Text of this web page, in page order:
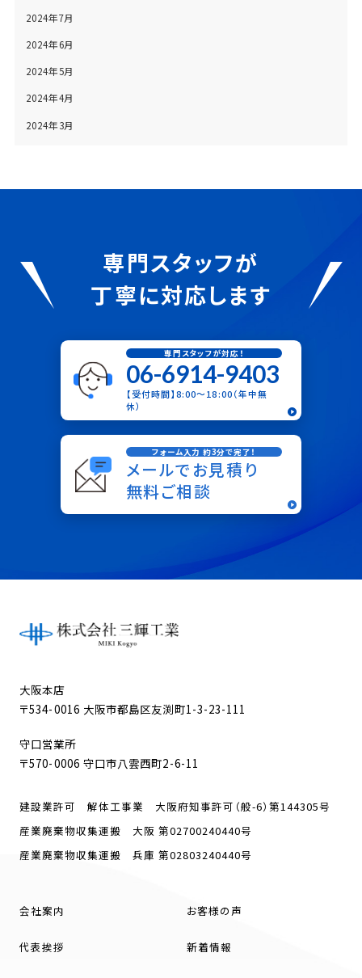
2024年7月
2024年6月
2024年5月
2024年4月
2024年3月
専門スタッフが
丁寧に対応します
専門スタッフが対応！
06-6914-9403
【受付時間】8:00〜18:00（年中無
休）
フォーム入力 約3分で完了！
メールでお見積り
無料ご相談
大阪本店
〒534-0016 大阪市都島区友渕町1-3-23-111
守口営業所
〒570-0006 守口市八雲西町2-6-11
建設業許可 解体工事業 大阪府知事許可（般-6）第144305号
産業廃棄物収集運搬 大阪 第02700240440号
産業廃棄物収集運搬 兵庫 第02803240440号
会社案内
代表挨拶
お客様の声
新着情報